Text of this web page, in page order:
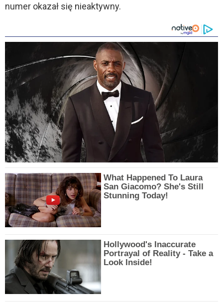
numer okazał się nieaktywny.
What Happened To Laura
San Giacomo? She's Still
Stunning Today!
Hollywood's Inaccurate
Portrayal of Reality - Take a
Look Inside!